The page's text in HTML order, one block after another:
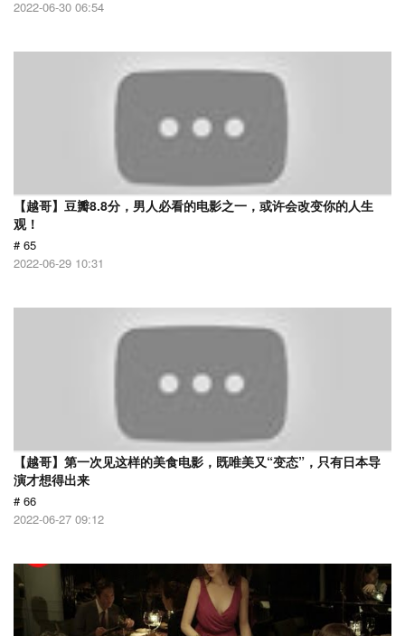
2022-06-30 06:54
【越哥】豆瓣8.8分，男人必看的电影之一，或许会改变你的人生
观！
# 65
2022-06-29 10:31
【越哥】第一次见这样的美食电影，既唯美又“变态”，只有日本导
演才想得出来
# 66
2022-06-27 09:12